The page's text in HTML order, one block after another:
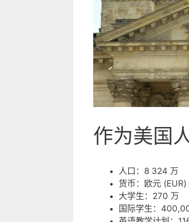
作为美国
人口：8 324 万
货币：欧元 (EUR)
大学生：270 万
国际学生：